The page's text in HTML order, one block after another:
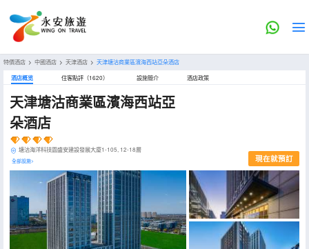
特價酒店 > 中國酒店 > 天津酒店 > 天津塘沽商業區濱海西站亞朵酒店
酒店概览 住客點評（1620） 設施簡介 酒店政策
天津塘沽商業區濱海西站亞
朵酒店
塘沽海洋科技園盛安建設發展大廈1-105, 12-18層
全部設施> 現在就預訂